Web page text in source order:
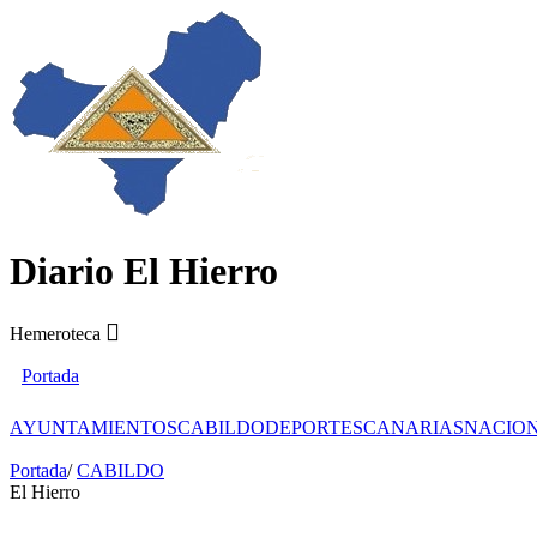
Diario El Hierro
Hemeroteca
Portada
AYUNTAMIENTOSCABILDODEPORTESCANARIAS
Portada/ CABILDO
El Hierro